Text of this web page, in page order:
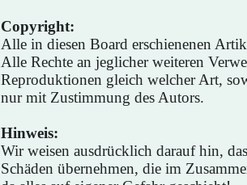
Copyright:
Alle in diesen Board erschienenen
Alle Rechte an jeglicher weiteren
Reproduktionen gleich welcher Art,
nur mit Zustimmung des Autors.
Hinweis:
Wir weisen ausdrücklich darauf hin,
Schäden übernehmen, die im